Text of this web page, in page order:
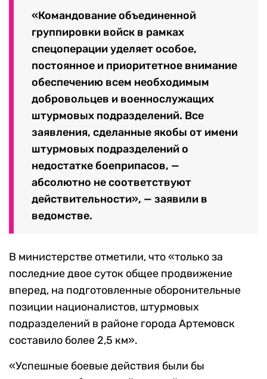
«Командование объединенной
группировки войск в рамках
спецоперации уделяет особое,
постоянное и приоритетное внимание
обеспечению всем необходимым
добровольцев и военнослужащих
штурмовых подразделений. Все
заявления, сделанные якобы от имени
штурмовых подразделений о
недостатке боеприпасов, —
абсолютно не соответствуют
действительности», — заявили в
ведомстве.
В министерстве отметили, что «только за
последние двое суток общее продвижение
вперед, на подготовленные оборонительные
позиции националистов, штурмовых
подразделений в районе города Артемовск
составило более 2,5 км».
«Успешные боевые действия были бы